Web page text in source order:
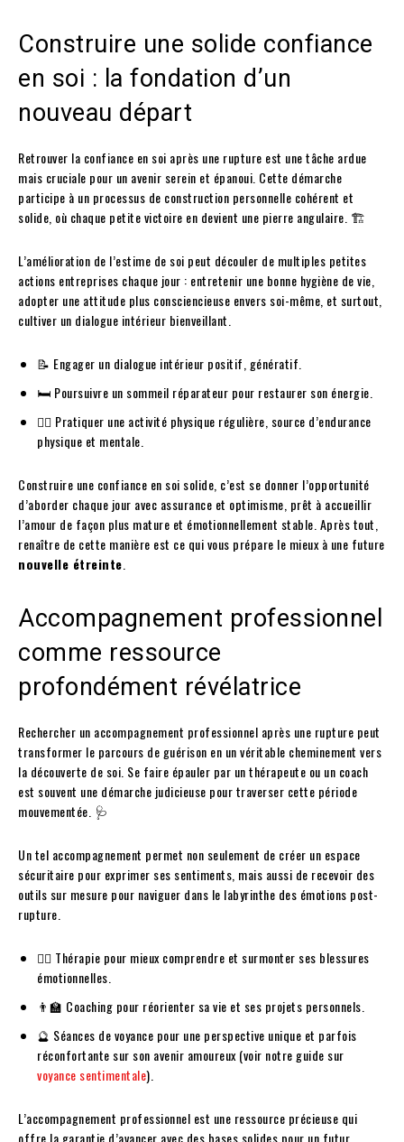
Construire une solide confiance
en soi : la fondation d’un
nouveau départ
Retrouver la confiance en soi après une rupture est une tâche ardue
mais cruciale pour un avenir serein et épanoui. Cette démarche
participe à un processus de construction personnelle cohérent et
solide, où chaque petite victoire en devient une pierre angulaire. 🏗️
L’amélioration de l’estime de soi peut découler de multiples petites
actions entreprises chaque jour : entretenir une bonne hygiène de vie,
adopter une attitude plus consciencieuse envers soi-même, et surtout,
cultiver un dialogue intérieur bienveillant.
📝 Engager un dialogue intérieur positif, génératif.
🛏️ Poursuivre un sommeil réparateur pour restaurer son énergie.
🤸‍♀️ Pratiquer une activité physique régulière, source d’endurance
physique et mentale.
Construire une confiance en soi solide, c’est se donner l’opportunité
d’aborder chaque jour avec assurance et optimisme, prêt à accueillir
l’amour de façon plus mature et émotionnellement stable. Après tout,
renaître de cette manière est ce qui vous prépare le mieux à une future
nouvelle étreinte
Accompagnement professionnel
comme ressource
profondément révélatrice
Rechercher un accompagnement professionnel après une rupture peut
transformer le parcours de guérison en un véritable cheminement vers
la découverte de soi. Se faire épauler par un thérapeute ou un coach
est souvent une démarche judicieuse pour traverser cette période
mouvementée. 🩺
Un tel accompagnement permet non seulement de créer un espace
sécuritaire pour exprimer ses sentiments, mais aussi de recevoir des
outils sur mesure pour naviguer dans le labyrinthe des émotions post-
rupture.
🧑‍⚕️ Thérapie pour mieux comprendre et surmonter ses blessures
émotionnelles.
👨‍🏫 Coaching pour réorienter sa vie et ses projets personnels.
🔮 Séances de voyance pour une perspective unique et parfois
réconfortante sur son avenir amoureux (voir notre guide sur
voyance sentimentale).
L’accompagnement professionnel est une ressource précieuse qui
offre la garantie d’avancer avec des bases solides pour un futur